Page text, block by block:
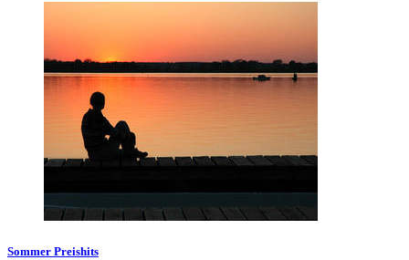
Sommer Preishits